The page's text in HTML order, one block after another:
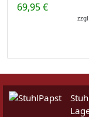
69,95 €